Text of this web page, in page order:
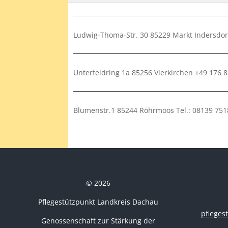
Ludwig-Thoma-Str. 30 85229 Markt
Unterfeldring 1a 85256 Vierkirchen +49 176
Blumenstr.1 85244 Röhrmoos Tel.: 08139
© 2026
Pflegestützpunkt Landkreis Dachau
Genossenschaft zur Stärkung der